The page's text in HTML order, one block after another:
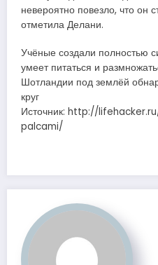
невероятно повезло, что он
отметила Делани.
Учёные создали полностью
умеет питаться и
Шотландии под землёй
круг
Источник: http://
palcami/